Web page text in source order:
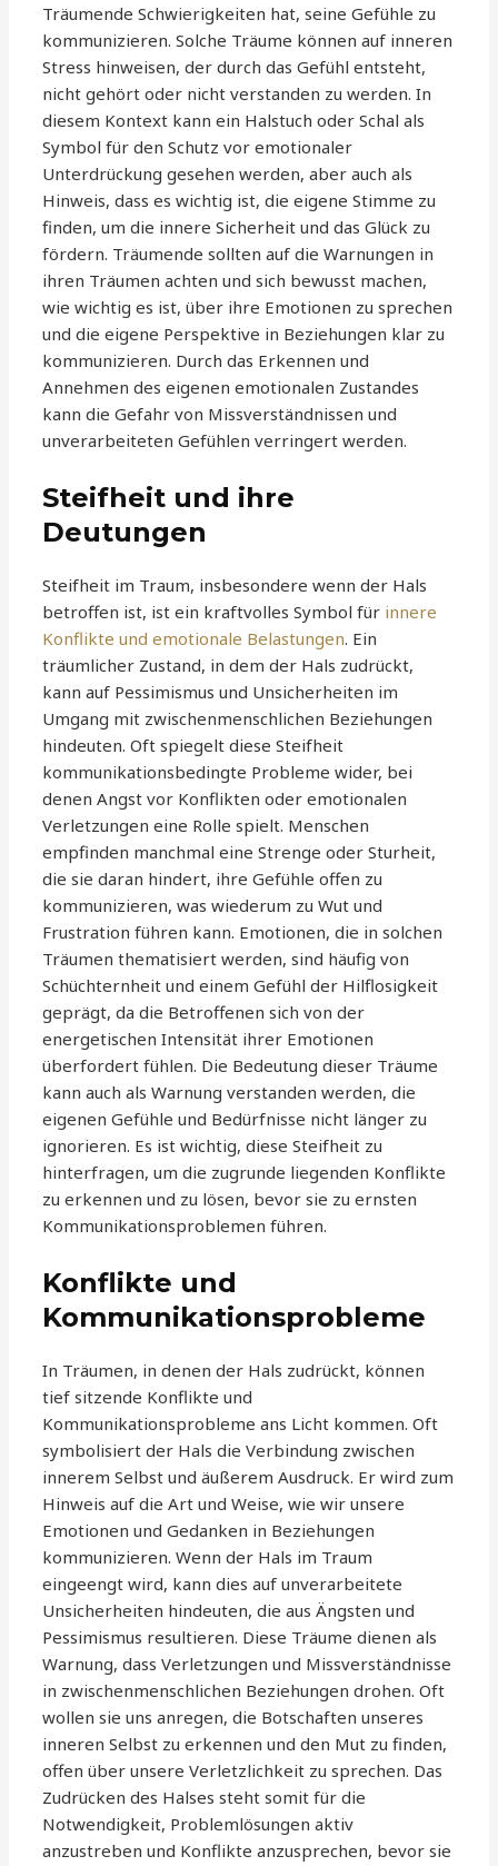
Träumende Schwierigkeiten hat, seine Gefühle zu
kommunizieren. Solche Träume können auf inneren
Stress hinweisen, der durch das Gefühl entsteht,
nicht gehört oder nicht verstanden zu werden. In
diesem Kontext kann ein Halstuch oder Schal als
Symbol für den Schutz vor emotionaler
Unterdrückung gesehen werden, aber auch als
Hinweis, dass es wichtig ist, die eigene Stimme zu
finden, um die innere Sicherheit und das Glück zu
fördern. Träumende sollten auf die Warnungen in
ihren Träumen achten und sich bewusst machen,
wie wichtig es ist, über ihre Emotionen zu sprechen
und die eigene Perspektive in Beziehungen klar zu
kommunizieren. Durch das Erkennen und
Annehmen des eigenen emotionalen Zustandes
kann die Gefahr von Missverständnissen und
unverarbeiteten Gefühlen verringert werden.
Steifheit und ihre
Deutungen
Steifheit im Traum, insbesondere wenn der Hals
betroffen ist, ist ein kraftvolles Symbol für innere
Konflikte und emotionale Belastungen. Ein
träumlicher Zustand, in dem der Hals zudrückt,
kann auf Pessimismus und Unsicherheiten im
Umgang mit zwischenmenschlichen Beziehungen
hindeuten. Oft spiegelt diese Steifheit
kommunikationsbedingte Probleme wider, bei
denen Angst vor Konflikten oder emotionalen
Verletzungen eine Rolle spielt. Menschen
empfinden manchmal eine Strenge oder Sturheit,
die sie daran hindert, ihre Gefühle offen zu
kommunizieren, was wiederum zu Wut und
Frustration führen kann. Emotionen, die in solchen
Träumen thematisiert werden, sind häufig von
Schüchternheit und einem Gefühl der Hilflosigkeit
geprägt, da die Betroffenen sich von der
energetischen Intensität ihrer Emotionen
überfordert fühlen. Die Bedeutung dieser Träume
kann auch als Warnung verstanden werden, die
eigenen Gefühle und Bedürfnisse nicht länger zu
ignorieren. Es ist wichtig, diese Steifheit zu
hinterfragen, um die zugrunde liegenden Konflikte
zu erkennen und zu lösen, bevor sie zu ernsten
Kommunikationsproblemen führen.
Konflikte und
Kommunikationsprobleme
In Träumen, in denen der Hals zudrückt, können
tief sitzende Konflikte und
Kommunikationsprobleme ans Licht kommen. Oft
symbolisiert der Hals die Verbindung zwischen
innerem Selbst und äußerem Ausdruck. Er wird zum
Hinweis auf die Art und Weise, wie wir unsere
Emotionen und Gedanken in Beziehungen
kommunizieren. Wenn der Hals im Traum
eingeengt wird, kann dies auf unverarbeitete
Unsicherheiten hindeuten, die aus Ängsten und
Pessimismus resultieren. Diese Träume dienen als
Warnung, dass Verletzungen und Missverständnisse
in zwischenmenschlichen Beziehungen drohen. Oft
wollen sie uns anregen, die Botschaften unseres
inneren Selbst zu erkennen und den Mut zu finden,
offen über unsere Verletzlichkeit zu sprechen. Das
Zudrücken des Halses steht somit für die
Notwendigkeit, Problemlösungen aktiv
anzustreben und Konflikte anzusprechen, bevor sie